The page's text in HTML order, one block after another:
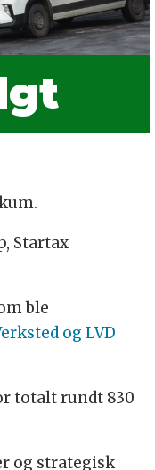
Startax
ble
og LVD
totalt rundt 830
og strategisk